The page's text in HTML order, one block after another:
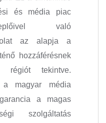
és média piac
való
az alapja a
hozzáférésnek
régiót tekintve.
a magyar média
a magas
szolgáltatás